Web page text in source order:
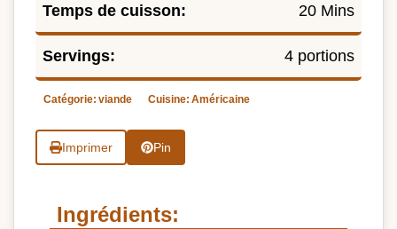
Temps de cuisson: 20 Mins
Servings: 4 portions
Catégorie: viande Cuisine: Américaine
Imprimer Pin
Ingrédients: